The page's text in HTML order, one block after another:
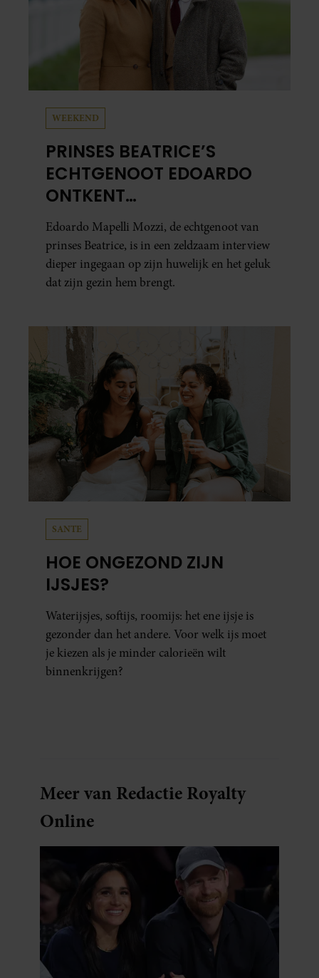
WEEKEND
PRINSES BEATRICE’S
ECHTGENOOT EDOARDO
ONTKENT
HUWELIJKSPROBLEMEN
Edoardo Mapelli Mozzi, de echtgenoot van
prinses Beatrice, is in een zeldzaam interview
dieper ingegaan op zijn huwelijk en het geluk
dat zijn gezin hem brengt.
SANTE
HOE ONGEZOND ZIJN
IJSJES?
Waterijsjes, softijs, roomijs: het ene ijsje is
gezonder dan het andere. Voor welk ijs moet
je kiezen als je minder calorieën wilt
binnenkrijgen?
Meer van Redactie Royalty
Online